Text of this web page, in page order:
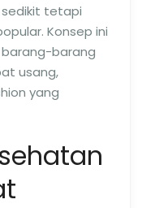
sedikit tetapi
Konsep ini
barang
usang,
yang